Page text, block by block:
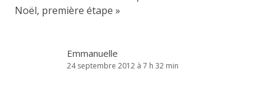
Noël, première étape »
Emmanuelle
24 septembre 2012 à 7 h 32 min